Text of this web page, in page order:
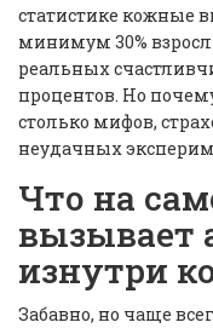
статистике кожные
минимум 30%
реальных
процентов. Но
столько мифов,
неудачных
Что на
вызывает
изнутри
Забавно, но чаще